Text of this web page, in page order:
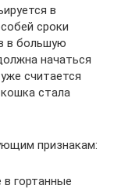
в
сроки
в большую
начаться
считается
стала
признакам:
гортанные